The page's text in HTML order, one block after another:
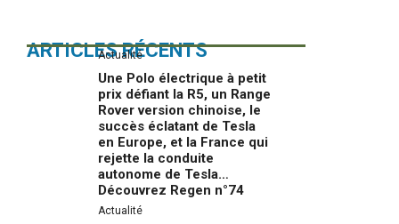
ARTICLES RÉCENTS
Actualité
Une Polo électrique à petit
prix défiant la R5, un Range
Rover version chinoise, le
succès éclatant de Tesla
en Europe, et la France qui
rejette la conduite
autonome de Tesla…
Découvrez Regen n°74
Actualité